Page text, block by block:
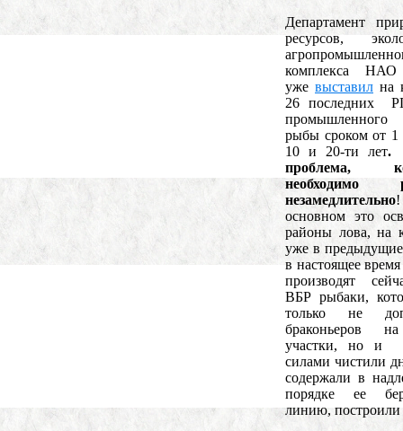
Департамент
ресурсов,
комплекса
уже выставил на
26 последних
рыбы сроком от 1
10 и 20-ти лет.
проблема,
необходимо
незамедлительно
основном это
районы лова, на
уже в
в настоящее
производят
ВБР рыбаки,
только не
браконьеров
участки, но и
силами чистили
содержали в
порядке ее
линию, построили